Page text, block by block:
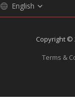
English
Copyright ©
Terms &